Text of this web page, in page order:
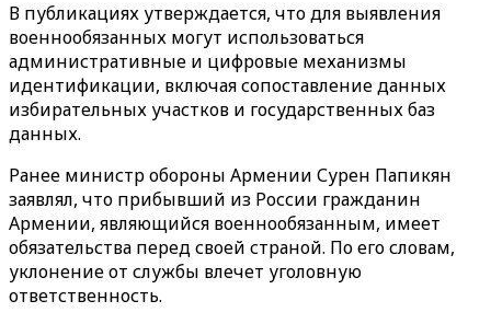
В публикациях утверждается, что для выявления
военнообязанных могут использоваться
административные и цифровые механизмы
идентификации, включая сопоставление данных
избирательных участков и государственных баз
данных.
Ранее министр обороны Армении Сурен Папикян
заявлял, что прибывший из России гражданин
Армении, являющийся военнообязанным, имеет
обязательства перед своей страной. По его словам,
уклонение от службы влечет уголовную
ответственность.